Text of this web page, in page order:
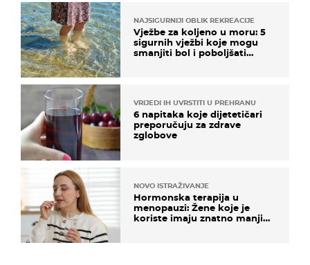
NAJSIGURNIJI OBLIK REKREACIJE
Vježbe za koljeno u moru: 5
sigurnih vježbi koje mogu
smanjiti bol i poboljšati
VRIJEDI IH UVRSTITI U PREHRANU
6 napitaka koje dijetetičari
preporučuju za zdrave
zglobove
NOVO ISTRAŽIVANJE
Hormonska terapija u
menopauzi: Žene koje je
koriste imaju znatno manji